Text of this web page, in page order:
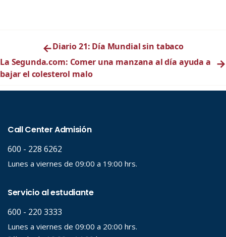
←Diario 21: Día Mundial sin tabaco
La Segunda.com: Comer una manzana al día ayuda a
bajar el colesterol malo
→